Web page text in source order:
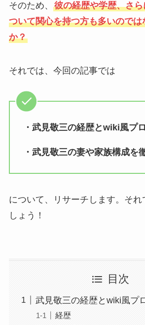
そのため、 彼の経歴や学歴、さ
ついて関心を持つ方も多いのでは
か？
それでは、今回の記事では
・武見敬三の経歴とwiki風プ
・武見敬三の妻や家族構成を
について、リサーチします。それ
しょう！
目次
武見敬三の経歴とwiki風プ
経歴